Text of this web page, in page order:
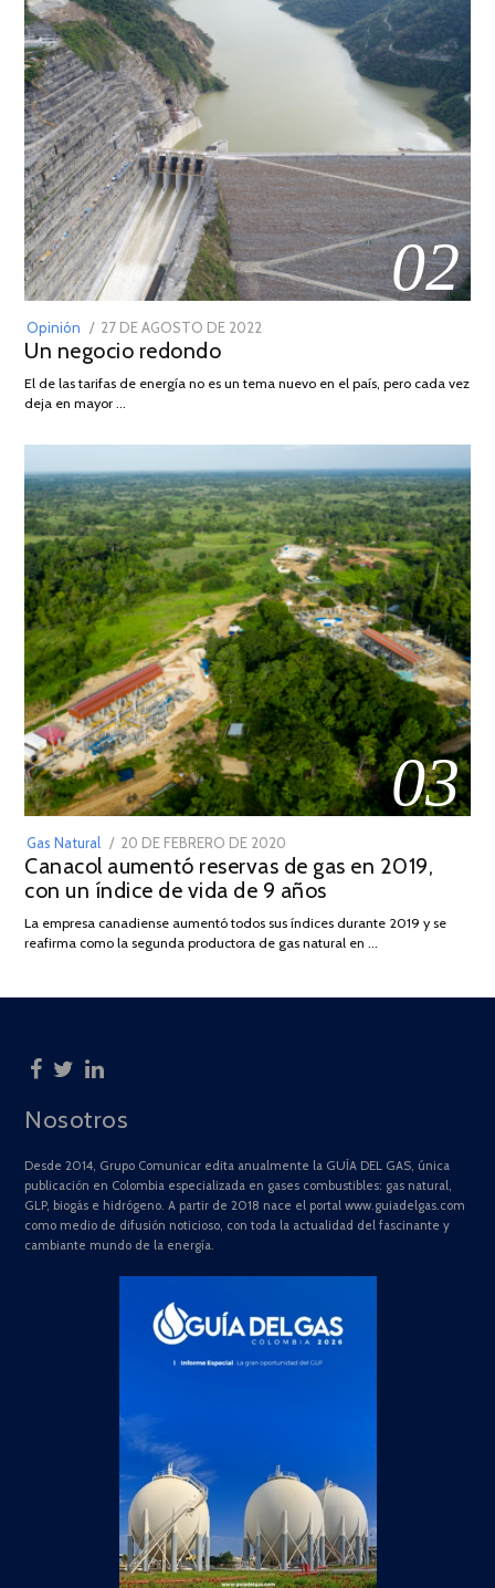
02
Opinión
POSTED
ON
27 DE AGOSTO DE 2022
DE
Un negocio redondo
El de las tarifas de energía no es un tema nuevo en el país, pero cada vez
deja en mayor …
03
Gas Natural
POSTED
ON
20 DE FEBRERO DE 2020
DE
JULIO
2025
Canacol aumentó reservas de gas en 2019,
con un índice de vida de 9 años
La empresa canadiense aumentó todos sus índices durante 2019 y se
reafirma como la segunda productora de gas natural en …
Nosotros
Desde 2014, Grupo Comunicar edita anualmente la GUÍA DEL GAS, única
publicación en Colombia especializada en gases combustibles: gas natural,
GLP, biogás e hidrógeno. A partir de 2018 nace el portal www.guiadelgas.com
como medio de difusión noticioso, con toda la actualidad del fascinante y
cambiante mundo de la energía.